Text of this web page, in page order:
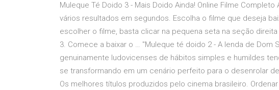
Muleque Té Doido 3 - Mais Doido Ainda! Online Filme
vários resultados em segundos. Escolha o filme que deseja
escolher o filme, basta clicar na pequena seta na seção
3. Comece a baixar o … "Muleque té doido 2 - A lenda de
genuinamente ludovicenses de hábitos simples e humildes
se transformando em um cenário perfeito para o desenrolar
Os melhores títulos produzidos pelo cinema brasileiro.